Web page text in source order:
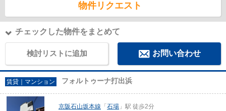
物件リクエスト
チェックした物件をまとめて
検討リストに追加 お問い合わせ
賃貸｜マンション フォルトゥーナ打出浜
京阪石山坂本線 「 石場 」駅 徒歩2分